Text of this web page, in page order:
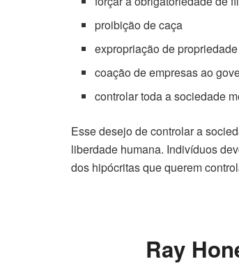
proibição de caça
expropriação de
coação de empresas ao
controlar toda a sociedade
Esse desejo de controlar a
liberdade humana. Indivíduos
dos hipócritas que querem
Ray